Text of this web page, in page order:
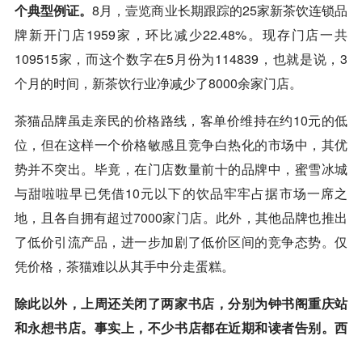
个典型例证。8月，壹览商业长期跟踪的25家新茶饮连锁品
牌新开门店1959家，环比减少22.48%。现存门店一共
109515家，而这个数字在5月份为114839，也就是说，3
个月的时间，新茶饮行业净减少了8000余家门店。
茶猫品牌虽走亲民的价格路线，客单价维持在约10元的低
位，但在这样一个价格敏感且竞争白热化的市场中，其优
势并不突出。毕竟，在门店数量前十的品牌中，蜜雪冰城
与甜啦啦早已凭借10元以下的饮品牢牢占据市场一席之
地，且各自拥有超过7000家门店。此外，其他品牌也推出
了低价引流产品，进一步加剧了低价区间的竞争态势。仅
凭价格，茶猫难以从其手中分走蛋糕。
除此以外，上周还关闭了两家书店，分别为钟书阁重庆站
和永想书店。事实上，不少书店都在近期和读者告别。西